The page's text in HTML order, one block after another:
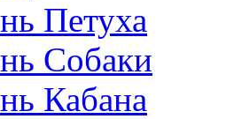
Петуха
Собаки
Кабана